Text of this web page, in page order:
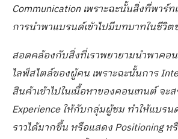
Communication เพราะฉะนั้นสิ่งที่พาร์ท
การนำพาแบรนด์เข้าไปมีบทบาทในชีวิ
สอดคล้องกับสิ่งที่เราพยายามนำพาคอน
ไลฟ์สไตล์ของผู้คน เพราะฉะนั้นการ
สินค้าเข้าไปในเนื้อหาของคอนเทนต์ จะ
Experience ให้กับกลุ่มผู้ชม ทำให้แบรน
ราวได้มากขึ้น หรือแสดง Positioning ห